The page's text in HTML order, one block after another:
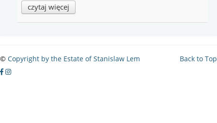
czytaj więcej
Back to Top
© Copyright by the Estate of Stanislaw Lem